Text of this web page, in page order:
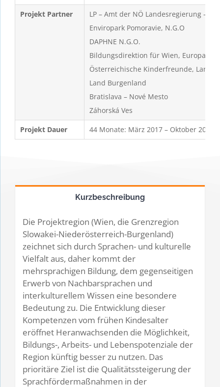
Projekt Partner
LP – Amt der NÖ Landesregierung –
Enviropark Pomoravie, N.G.O
DAPHNE N.G.O.
Bildungsdirektion für Wien, Europa
Österreichische Kinderfreunde,
Land Burgenland
Bratislava – Nové Mesto
Záhorská Ves
Projekt Dauer 44 Monate: März 2017 – Oktober 2020
Kurzbeschreibung
Die Projektregion (Wien, die Grenzregion
Slowakei-Niederösterreich-Burgenland)
zeichnet sich durch Sprachen- und kulturelle
Vielfalt aus, daher kommt der
mehrsprachigen Bildung, dem gegenseitigen
Erwerb von Nachbarsprachen und
interkulturellem Wissen eine besondere
Bedeutung zu. Die Entwicklung dieser
Kompetenzen vom frühen Kindesalter
eröffnet Heranwachsenden die Möglichkeit,
Bildungs-, Arbeits- und Lebenspotenziale der
Region künftig besser zu nutzen. Das
prioritäre Ziel ist die Qualitätssteigerung der
Sprachfördermaßnahmen in der